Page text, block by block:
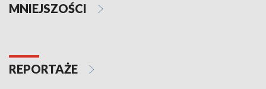
MNIEJSZOŚCI
REPORTAŻE